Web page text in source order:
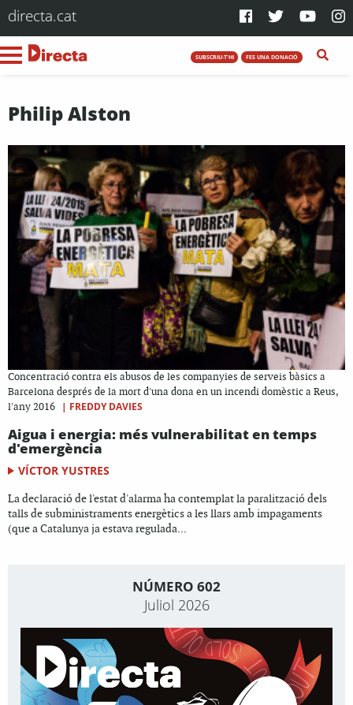
directa.cat
SUBSCRIU-T'HI FES UNA DONACIÓ
Philip Alston
Concentració contra els abusos de les companyies de serveis bàsics a
Barcelona després de la mort d'una dona en un incendi domèstic a Reus,
l'any 2016
| FREDDY DAVIES
Aigua i energia: més vulnerabilitat en temps
d'emergència
VÍCTOR YUSTRES
La declaració de l'estat d'alarma ha contemplat la paralització dels
talls de subministraments energètics a les llars amb impagaments
(que a Catalunya ja estava regulada...
NÚMERO 602
Juliol 2026